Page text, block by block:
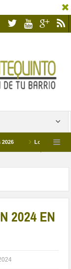
Los Campus de
2024 EN